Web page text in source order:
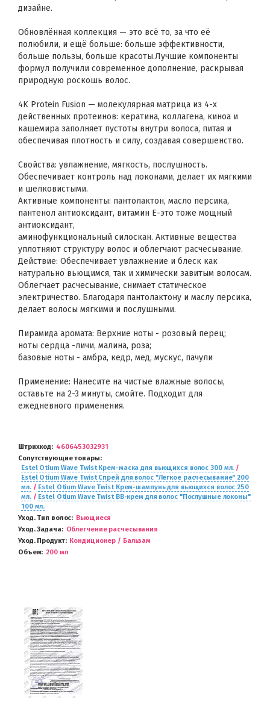
дизайне.
Обновлённая коллекция — это всё то, за что её
полюбили, и ещё больше: больше эффективности,
больше пользы, больше красоты.Лучшие компоненты
формул получили современное дополнение, раскрывая
природную роскошь волос.
4K Protein Fusion — молекулярная матрица из 4-х
действенных протеинов: кератина, коллагена, киноа и
кашемира заполняет пустоты внутри волоса, питая и
обеспечивая плотность и силу, создавая совершенство.
Свойства: увлажнение, мягкость, послушность.
Обеспечивает контроль над локонами, делает их мягкими
и шелковистыми.
Активные компоненты: пантолактон, масло персика,
пантенол антиоксидант, витамин Е-это тоже мощный
антиоксидант,
аминофункциональный силоскан. Активные вещества
уплотняют структуру волос и облегчают расчесывание.
Действие: Обеспечивает увлажнение и блеск как
натурально вьющимся, так и химически завитым волосам.
Облегчает расчесывание, снимает статическое
электричество. Благодаря пантолактону и маслу персика,
делает волосы мягкими и послушными.
Пирамида аромата: Верхние ноты - розовый перец;
ноты сердца -личи, малина, роза;
базовые ноты - амбра, кедр, мед, мускус, пачули
Применение: Нанесите на чистые влажные волосы,
оставьте на 2-3 минуты, смойте. Подходит для
ежедневного применения.
Штрихкод
4606453032931
Сопутствующие товары
Estel Otium Wave Twist Крем-маска для вьющихся волос 300 мл. /
Estel Otium Wave Twist Спрей для волос "Легкое расчесывание" 200
мл./ Estel Otium Wave Twist Крем-шампунь для вьющихся волос 250
мл./ Estel Otium Wave Twist BB-крем для волос "Послушные локоны"
100 мл.
Уход. Тип волос
Вьющиеся
Уход. Задача
Облегчение расчесывания
Уход. Продукт
Кондиционер / Бальзам
Объем
200 мл